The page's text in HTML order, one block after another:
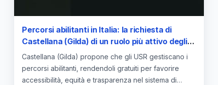
Percorsi abilitanti in Italia: la richiesta di
Castellana (Gilda) di un ruolo più attivo degli
USR
Castellana (Gilda) propone che gli USR gestiscano i
percorsi abilitanti, rendendoli gratuiti per favorire
accessibilità, equità e trasparenza nel sistema di